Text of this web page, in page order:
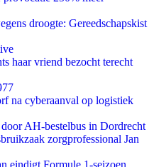
droogte: Gereedschapskist
haar vriend bezocht terecht
na cyberaanval op logistiek
AH-bestelbus in Dordrecht
zorgprofessional Jan
eindigt Formule 1-seizoen